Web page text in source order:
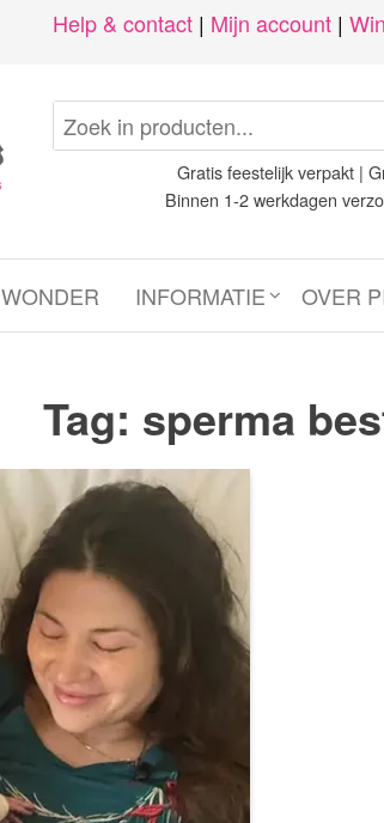
Help & contact| Mijn account|
Gratis feestelijk verpakt |
Binnen 1-2 werkdagen
INFORMATIE OVER
Tag: sperma